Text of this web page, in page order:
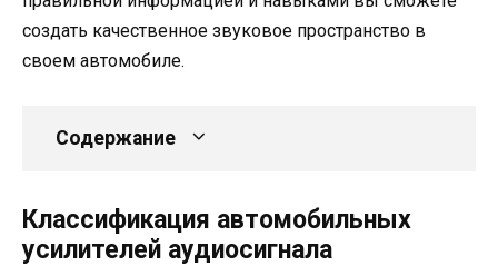
создать качественное звуковое пространство в
своем автомобиле.
Содержание
Классификация автомобильных
усилителей аудиосигнала